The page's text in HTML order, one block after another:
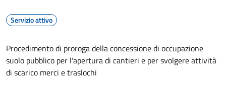
Servizio attivo
Procedimento di proroga della concessione di occupazione
suolo pubblico per l'apertura di cantieri e per svolgere attività
di scarico merci e traslochi